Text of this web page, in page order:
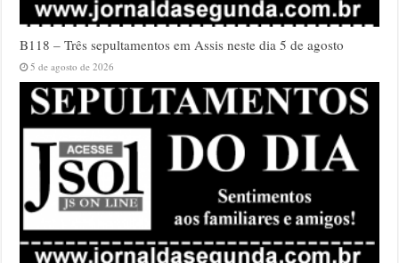
B118 – Três sepultamentos em Assis neste dia 5 de agosto
5 de agosto de 2026